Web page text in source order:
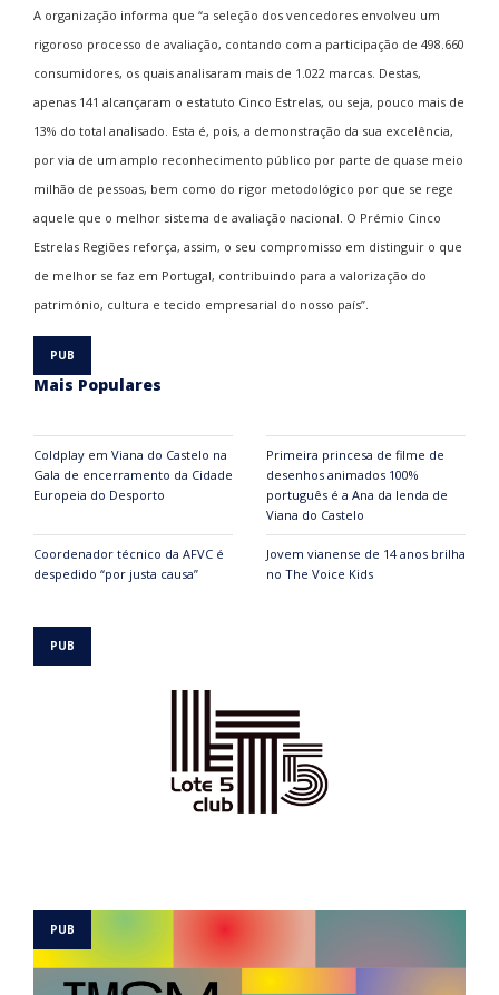
A organização informa que “a seleção dos vencedores envolveu um
rigoroso processo de avaliação, contando com a participação de 498.660
consumidores, os quais analisaram mais de 1.022 marcas. Destas,
apenas 141 alcançaram o estatuto Cinco Estrelas, ou seja, pouco mais de
13% do total analisado. Esta é, pois, a demonstração da sua excelência,
por via de um amplo reconhecimento público por parte de quase meio
milhão de pessoas, bem como do rigor metodológico por que se rege
aquele que o melhor sistema de avaliação nacional. O Prémio Cinco
Estrelas Regiões reforça, assim, o seu compromisso em distinguir o que
de melhor se faz em Portugal, contribuindo para a valorização do
património, cultura e tecido empresarial do nosso país”.
Mais Populares
Coldplay em Viana do Castelo na
Gala de encerramento da Cidade
Europeia do Desporto
Primeira princesa de filme de
desenhos animados 100%
português é a Ana da lenda de
Viana do Castelo
Coordenador técnico da AFVC é
despedido “por justa causa”
Jovem vianense de 14 anos brilha
no The Voice Kids